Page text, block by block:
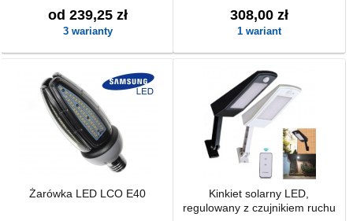
od 239,25 zł
3 warianty
308,00 zł
1 wariant
Żarówka LED LCO E40
Kinkiet solarny LED,
regulowany z czujnikiem ruchu